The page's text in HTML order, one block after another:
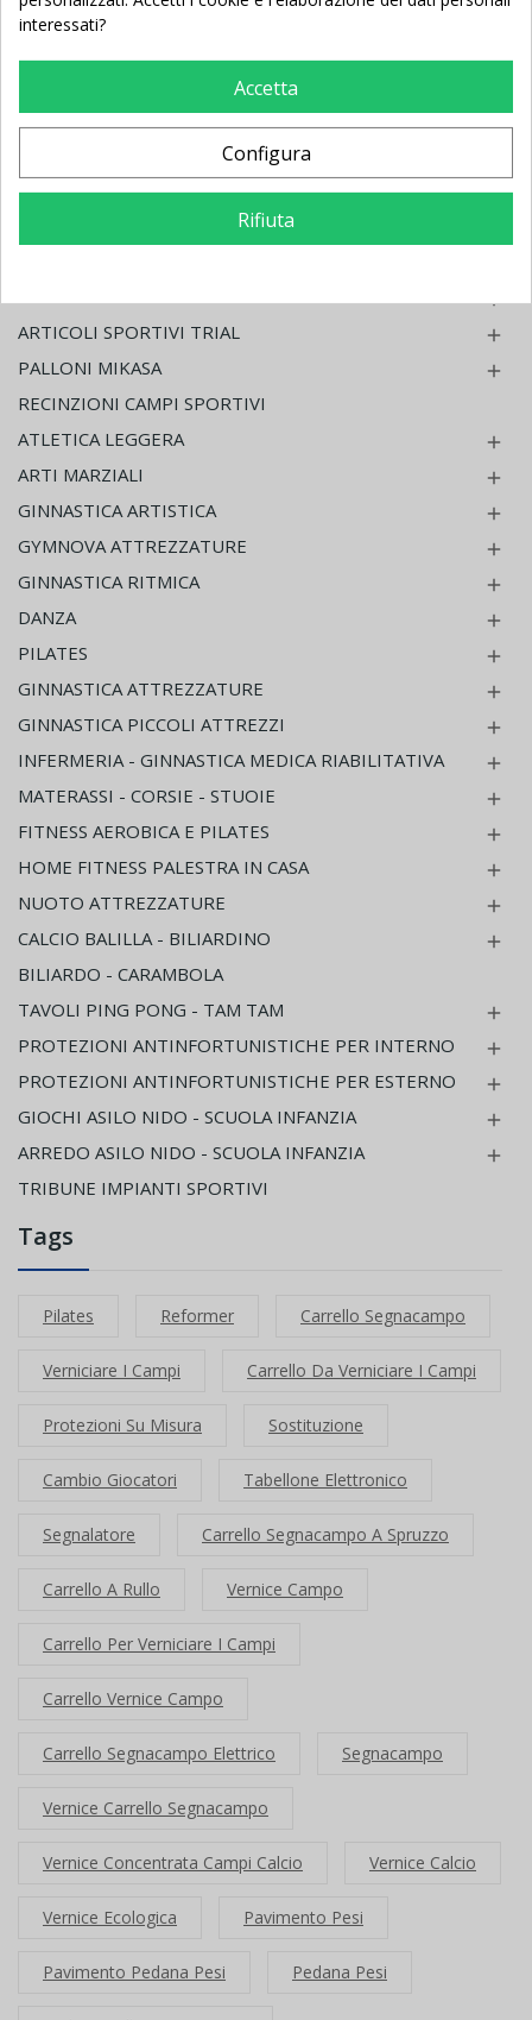
PALLAVOLO - MINI VOLLEY
BADMINTON IMPIANTI E ACCESSORI
PADEL
BEACH TENNIS 

ARTICOLI SPORTIVI TRIAL 
PALLONI MIKASA 
RECINZIONI CAMPI SPORTIVI
ATLETICA LEGGERA

ARTI MARZIALI 
GINNASTICA ARTISTICA 
GYMNOVA ATTREZZATURE 
GINNASTICA RITMICA 
DANZA 
PILATES 
GINNASTICA ATTREZZATURE 
GINNASTICA PICCOLI ATTREZZI 
INFERMERIA - GINNASTICA MEDICA RIABILITATIVA 
MATERASSI - CORSIE - STUOIE 
FITNESS AEROBICA E PILATES 
HOME FITNESS PALESTRA IN CASA 
NUOTO ATTREZZATURE 
CALCIO BALILLA - BILIARDINO 
BILIARDO - CARAMBOLA
TAVOLI PING PONG - TAM TAM

PROTEZIONI ANTINFORTUNISTICHE PER INTERNO 
PROTEZIONI ANTINFORTUNISTICHE PER ESTERNO 
GIOCHI ASILO NIDO - SCUOLA INFANZIA 
ARREDO ASILO NIDO - SCUOLA INFANZIA 
TRIBUNE IMPIANTI SPORTIVI
Tags
Pilates Reformer Carrello Segnacampo
Verniciare I Campi Carrello Da Verniciare I Campi
Protezioni Su Misura Sostituzione
Cambio Giocatori Tabellone Elettronico
Segnalatore Carrello Segnacampo A Spruzzo
Carrello A Rullo Vernice Campo
Carrello Per Verniciare I Campi
Carrello Vernice Campo
Carrello Segnacampo Elettrico Segnacampo
Vernice Carrello Segnacampo
Vernice Concentrata Campi Calcio Vernice Calcio
Vernice Ecologica Pavimento Pesi
Pavimento Pedana Pesi Pedana Pesi
interessati?
Accetta
Configura
Rifiuta